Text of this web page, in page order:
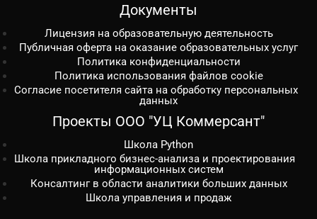
Документы
Лицензия на образовательную деятельность
Публичная оферта на оказание образовательных услуг
Политика конфиденциальности
Политика использования файлов cookie
Согласие посетителя сайта на обработку персональных
данных
Проекты ООО "УЦ Коммерсант"
Школа Python
Школа прикладного бизнес-анализа и проектирования
информационных систем
Консалтинг в области аналитики больших данных
Школа управления и продаж